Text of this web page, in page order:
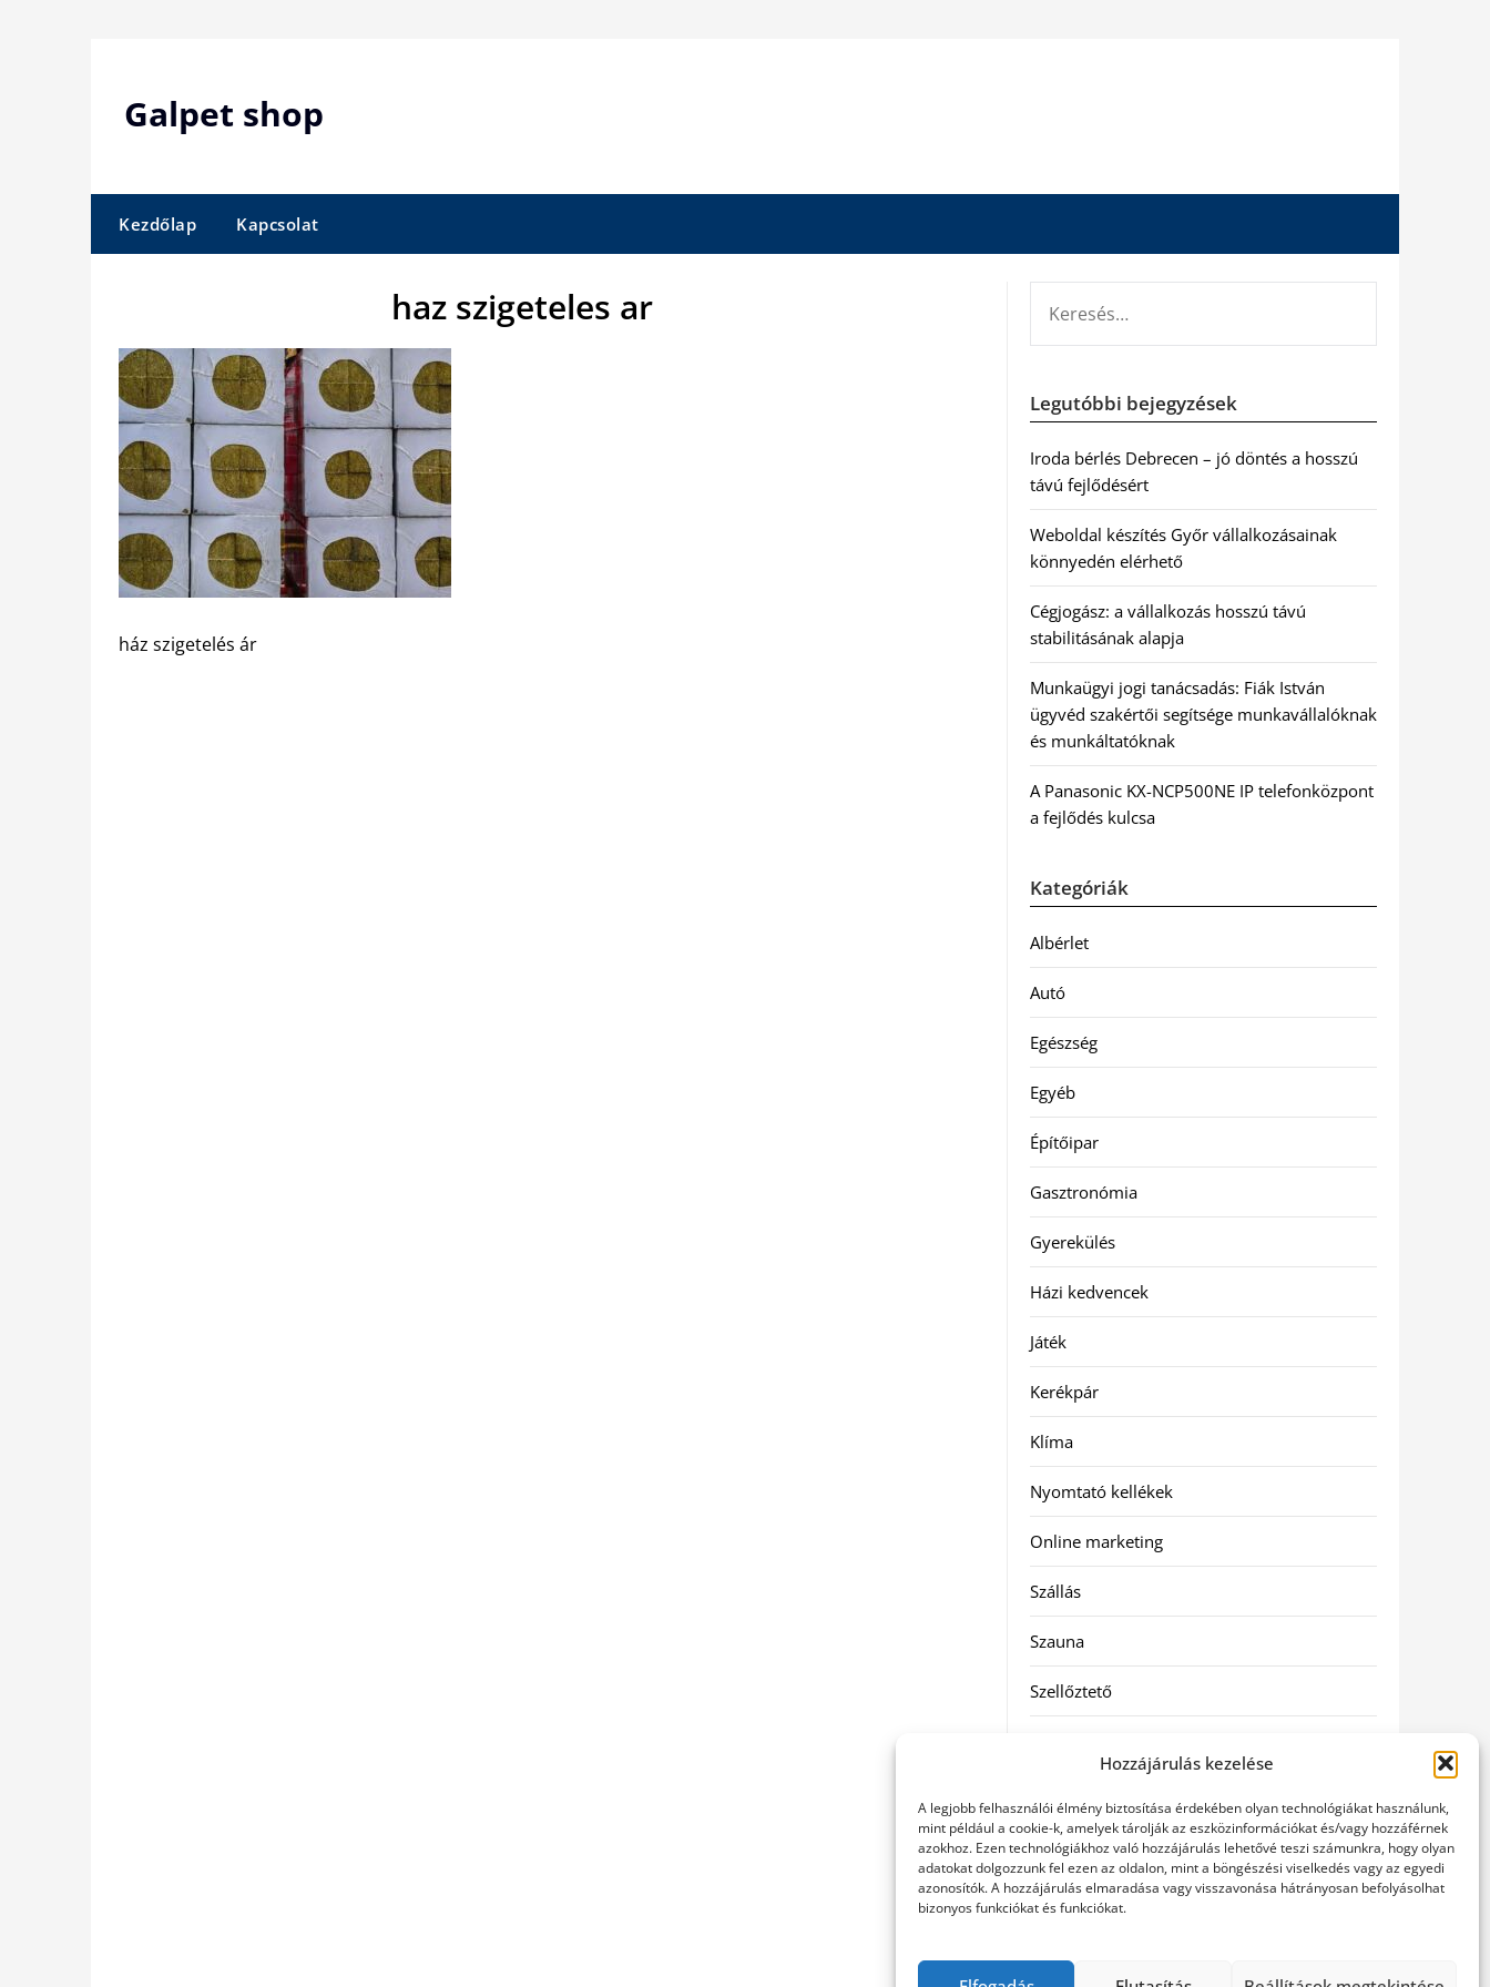
Hozzájárulás kezelése
A legjobb felhasználói élmény biztosítása érdekében olyan technológiákat használunk,
mint például a cookie-k, amelyek tárolják az eszközinformációkat és/vagy hozzáférnek
azokhoz. Ezen technológiákhoz való hozzájárulás lehetővé teszi számunkra, hogy olyan
adatokat dolgozzunk fel ezen az oldalon, mint a böngészési viselkedés vagy az egyedi
azonosítók. A hozzájárulás elmaradása vagy visszavonása hátrányosan befolyásolhat
bizonyos funkciókat és funkciókat.
Galpet shop
Kezdőlap Kapcsolat
haz szigeteles ar
ház szigetelés ár
Legutóbbi bejegyzések
Iroda bérlés Debrecen – jó döntés a hosszú
távú fejlődésért
Weboldal készítés Győr vállalkozásainak
könnyedén elérhető
Cégjogász: a vállalkozás hosszú távú
stabilitásának alapja
Munkaügyi jogi tanácsadás: Fiák István
ügyvéd szakértői segítsége munkavállalóknak
és munkáltatóknak
A Panasonic KX-NCP500NE IP telefonközpont
a fejlődés kulcsa
Kategóriák
Albérlet
Autó
Egészség
Egyéb
Építőipar
Gasztronómia
Gyerekülés
Házi kedvencek
Játék
Kerékpár
Klíma
Nyomtató kellékek
Online marketing
Szállás
Szauna
Szellőztető
Utazás
Vásárlás